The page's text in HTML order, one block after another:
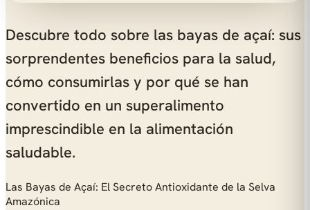
Descubre todo sobre las bayas de açaí: sus
sorprendentes beneficios para la salud,
cómo consumirlas y por qué se han
convertido en un superalimento
imprescindible en la alimentación
saludable.
Las Bayas de Açaí: El Secreto Antioxidante de la Selva
Amazónica